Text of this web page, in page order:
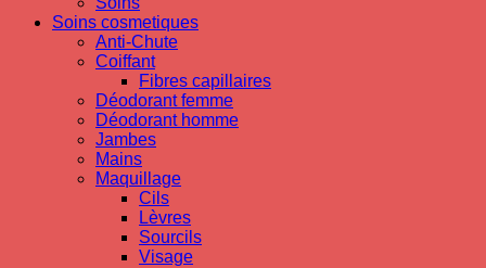
Soins cosmetiques
Anti-Chute
Coiffant
Fibres capillaires
Déodorant femme
Déodorant homme
Jambes
Mains
Maquillage
Cils
Lèvres
Sourcils
Visage